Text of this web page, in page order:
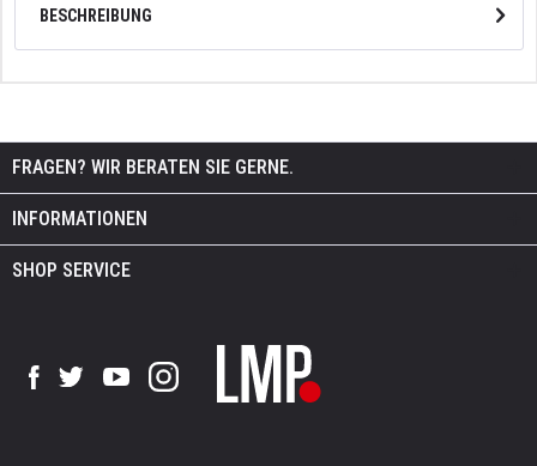
BESCHREIBUNG
FRAGEN? WIR BERATEN SIE GERNE.
INFORMATIONEN
SHOP SERVICE